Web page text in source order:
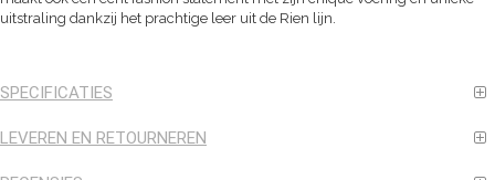
uitstraling dankzij het prachtige leer uit de Rien lijn.
SPECIFICATIES
LEVEREN EN RETOURNEREN